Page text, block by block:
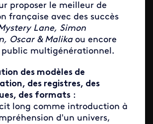
proposer le meilleur de
française avec des succès
Lane, Simon
Oscar & Malika ou encore
multigénérationnel.
des modèles de
des registres, des
des formats :
long comme introduction à
d'un univers,